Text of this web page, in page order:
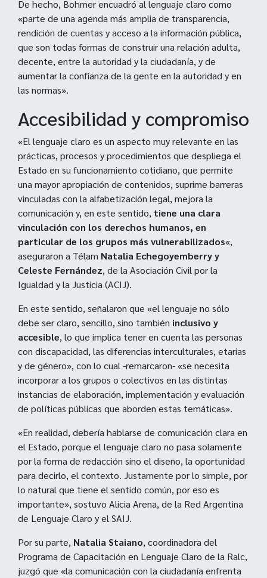
De hecho, Böhmer encuadró al lenguaje claro como
«parte de una agenda más amplia de transparencia,
rendición de cuentas y acceso a la información pública,
que son todas formas de construir una relación adulta,
decente, entre la autoridad y la ciudadanía, y de
aumentar la confianza de la gente en la autoridad y en
las normas».
Accesibilidad y compromiso
«El lenguaje claro es un aspecto muy relevante en las
prácticas, procesos y procedimientos que despliega el
Estado en su funcionamiento cotidiano, que permite
una mayor apropiación de contenidos, suprime barreras
vinculadas con la alfabetización legal, mejora la
comunicación y, en este sentido, tiene una clara
vinculación con los derechos humanos, en
particular de los grupos más vulnerabilizados«,
aseguraron a Télam Natalia Echegoyemberry y
Celeste Fernández, de la Asociación Civil por la
Igualdad y la Justicia (ACIJ).
En este sentido, señalaron que «el lenguaje no sólo
debe ser claro, sencillo, sino también inclusivo y
accesible, lo que implica tener en cuenta las personas
con discapacidad, las diferencias interculturales, etarias
y de género», con lo cual -remarcaron- «se necesita
incorporar a los grupos o colectivos en las distintas
instancias de elaboración, implementación y evaluación
de políticas públicas que aborden estas temáticas».
«En realidad, debería hablarse de comunicación clara en
el Estado, porque el lenguaje claro no pasa solamente
por la forma de redacción sino el diseño, la oportunidad
para decirlo, el contexto. Justamente por lo simple, por
lo natural que tiene el sentido común, por eso es
importante», sostuvo Alicia Arena, de la Red Argentina
de Lenguaje Claro y el SAIJ.
Por su parte, Natalia Staiano, coordinadora del
Programa de Capacitación en Lenguaje Claro de la Ralc,
juzgó que «la comunicación con la ciudadanía enfrenta